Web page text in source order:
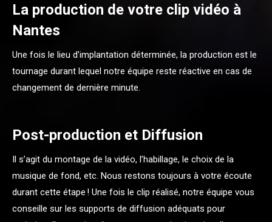
La production de votre clip vidéo à
Nantes
Une fois le lieu d’implantation déterminée, la production est le
tournage durant lequel notre équipe reste réactive en cas de
changement de dernière minute.
Post-production et Diffusion
Il s’agit du montage de la vidéo, l’habillage, le choix de la
musique de fond, etc. Nous restons toujours à votre écoute
durant cette étape ! Une fois le clip réalisé, notre équipe vous
conseille sur les supports de diffusion adéquats pour